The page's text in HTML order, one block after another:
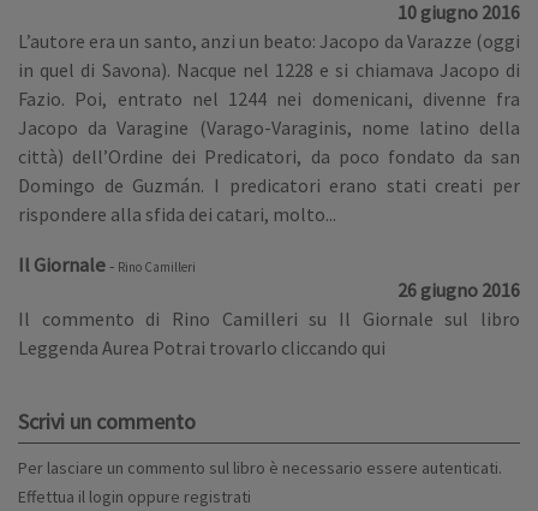
10 giugno 2016
L’autore era un santo, anzi un beato: Jacopo da Varazze (oggi
in quel di Savona). Nacque nel 1228 e si chiamava Jacopo di
Fazio. Poi, entrato nel 1244 nei domenicani, divenne fra
Jacopo da Varagine (Varago-Varaginis, nome latino della
città) dell’Ordine dei Predicatori, da poco fondato da san
Domingo de Guzmán. I predicatori erano stati creati per
rispondere alla sfida dei catari, molto...
Il Giornale- Rino Camilleri
26 giugno 2016
Il commento di Rino Camilleri su Il Giornale sul libro
Leggenda Aurea Potrai trovarlo cliccando qui
Scrivi un commento
Per lasciare un commento sul libro è necessario essere autenticati.
Effettua il login oppure registrati